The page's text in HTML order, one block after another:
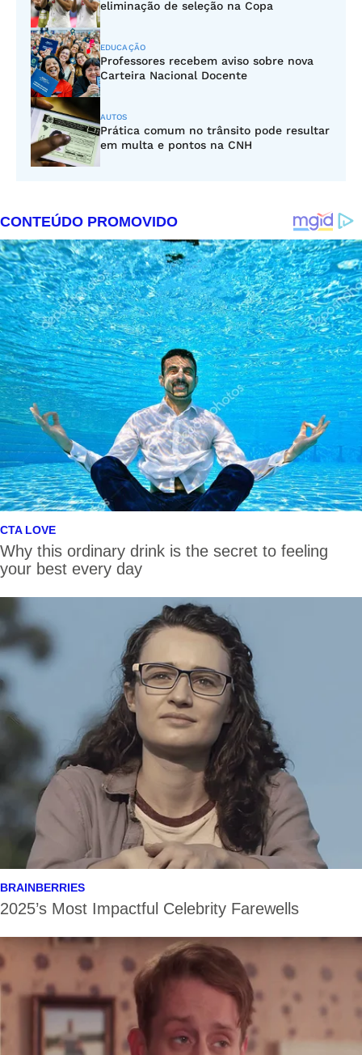
eliminação de seleção na Copa
EDUCAÇÃO
Professores recebem aviso sobre nova
Carteira Nacional Docente
AUTOS
Prática comum no trânsito pode resultar
em multa e pontos na CNH